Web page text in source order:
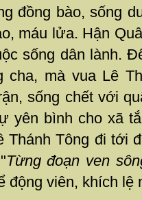
đồng bào, sống
máu lửa. Hận
sống dân lành.
cha, mà vua Lê
sống chết với
yên bình cho xã
Thánh Tông đi tới
Từng đoạn ven
động viên, khích lệ